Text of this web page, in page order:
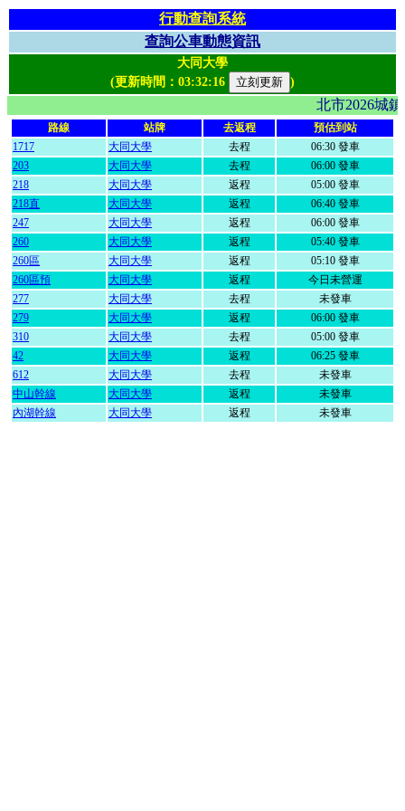
行動查詢系統
查詢公車動態資訊
大同大學
(更新時間： 03:32:16 )
北市2026
路線 站牌 去返程
預估到站
1717
大同大學 去程
06:30 發車
203
大同大學 去程
06:00 發車
218
大同大學 返程
05:00 發車
218直
大同大學 返程
06:40 發車
247
大同大學 返程
06:00 發車
260
大同大學 返程
05:40 發車
260區
大同大學 返程
05:10 發車
260區預
大同大學 返程
今日未營運
277
大同大學 去程
未發車
279
大同大學 返程
06:00 發車
310
大同大學 去程
05:00 發車
42
大同大學 返程
06:25 發車
612
大同大學 去程
未發車
中山幹線
大同大學 返程
未發車
內湖幹線
大同大學 返程 未發車